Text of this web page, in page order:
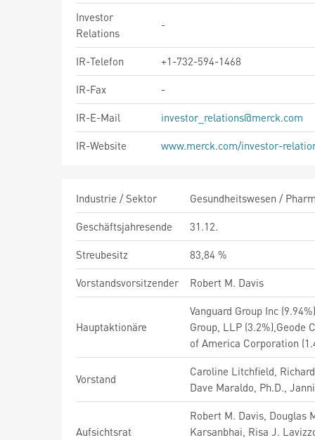
Investor
Relations
-
IR-Telefon
+1-732-594-1468
IR-Fax
-
IR-E-Mail
investor_relations@merck.com
IR-Website
www.merck.com/investor-
Industrie / Sektor
Gesundheitswesen /
Geschäftsjahresende
31.12.
Streubesitz
83,84 %
Vorstandsvorsitzender
Robert M. Davis
Hauptaktionäre
Vanguard Group Inc
Group, LLP (3.2%),Geode
of America Corporation
Vorstand
Caroline Litchfield,
Dave Maraldo, Ph.D.,
Aufsichtsrat
Robert M. Davis, Douglas
Karsanbhai, Risa J.